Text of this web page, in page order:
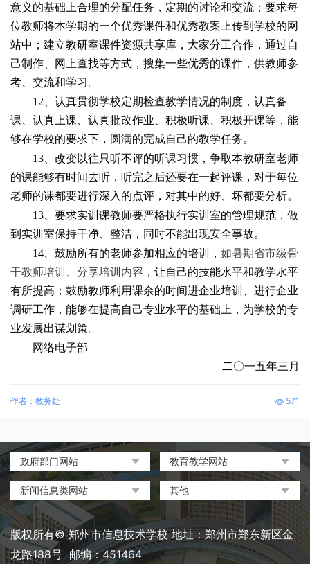
意义的基础上合理的分配任务，定期的讨论和交流；要求每
位教师将本学期的一个优秀课件和优秀教案上传到学校的网
站中；建立教研室课件资源共享库，大家分工合作，通过自
己制作、网上查找等方式，搜集一些优秀的课件，供教师参
考、交流和学习。
12 、认真贯彻学校定期检查教学情况的制度，认真备
课、认真上课、认真批改作业、积极听课、积极开课等，能
够在学校的要求下，圆满的完成自己的教学任务。
13 、改变以往只听不评的听课习惯，争取本教研室老师
的课能够有时间去听，听完之后还要在一起评课，对于每位
老师的课都要进行深入的点评，对其中的好、坏都要分析。
13 、要求实训课教师要严格执行实训室的管理规范，做
到实训室保持干净、整洁，同时不能出现安全事故。
14 、鼓励所有的老师参加相应的培训， 如暑期省市级骨
干教师培训、分享培训内容， 让自己的技能水平和教学水平
有所提高；鼓励教师利用课余的时间进企业培训、进行企业
调研工作，能够在提高自己专业水平的基础上，为学校的专
业发展出谋划策。
网络电子部
二〇一五年三月
作者：教务处 571
政府部门网站
中国政府网
河南省人民政府
郑州市人民政府
教育教学网站
教育部政府门户网站
中国职业教育与成人教育网
河南省教育厅
河南省职业教育与成人教育
网
新闻信息类网站
环球网
凤凰网
搜狐
其他
中央电化教育馆
中国教育和科研计算机网
电脑报
版权所有© 郑州市信息技术学校 地址：郑州市郑东新区金
龙路188号 邮编：451464